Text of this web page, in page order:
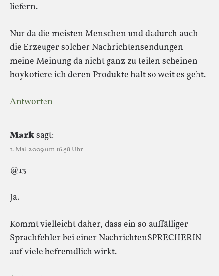
liefern.
Nur da die meisten Menschen und dadurch auch
die Erzeuger solcher Nachrichtensendungen
meine Meinung da nicht ganz zu teilen scheinen
boykotiere ich deren Produkte halt so weit es geht.
Antworten
Marksagt:
1. Mai 2009 um 16:58 Uhr
@13
Ja.
Kommt vielleicht daher, dass ein so auffälliger
Sprachfehler bei einer NachrichtenSPRECHERIN
auf viele befremdlich wirkt.